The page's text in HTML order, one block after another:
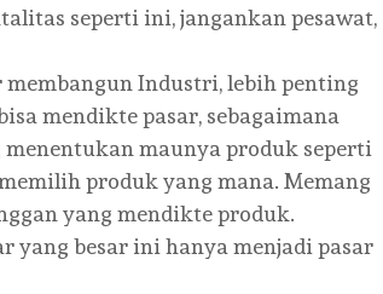
seperti ini, jangankan pesawat,
Industri, lebih penting
mendikte pasar, sebagaimana
maunya produk seperti
produk yang mana. Memang
yang mendikte produk.
yang besar ini hanya menjadi pasar